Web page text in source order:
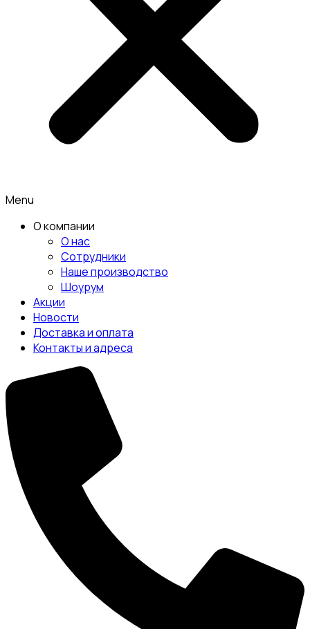
Menu
О компании
О нас
Сотрудники
Наше производство
Шоурум
Акции
Новости
Доставка и оплата
Контакты и адреса